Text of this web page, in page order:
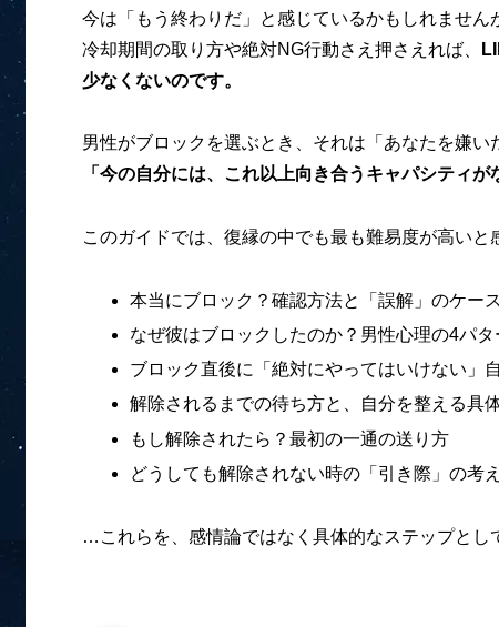
今は「もう終わりだ」と感じているかもしれません
冷却期間の取り方や絶対NG行動さえ押さえれば、
少なくないのです。
男性がブロックを選ぶとき、それは「あなたを嫌い
「今の自分には、これ以上向き合うキャパシティが
このガイドでは、復縁の中でも最も難易度が高いと
本当にブロック？確認方法と「誤解」のケース
なぜ彼はブロックしたのか？男性心理の4パタ
ブロック直後に「絶対にやってはいけない」
解除されるまでの待ち方と、自分を整える具
もし解除されたら？最初の一通の送り方
どうしても解除されない時の「引き際」の考
…これらを、感情論ではなく具体的なステップとし